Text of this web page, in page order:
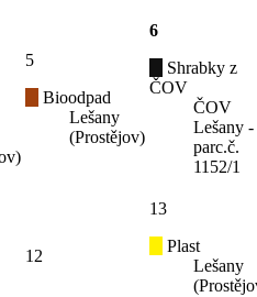
5
Bioodpad
Lešany
(Prostějov)
6
Shrabky z
ČOV
ČOV
Lešany -
parc.č.
1152/1
12
13
Plast
Lešany